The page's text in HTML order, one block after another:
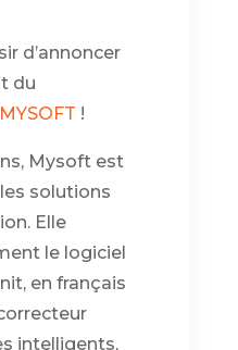
d’annoncer
du
MYSOFT !
Mysoft est
solutions
Elle
le logiciel
en français
intelligents,